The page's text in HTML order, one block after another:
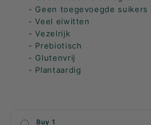
- Geen toegevoegde suikers
- Veel eiwitten
- Vezelrijk
- Prebiotisch
- Glutenvrij
- Plantaardig
Buy 1